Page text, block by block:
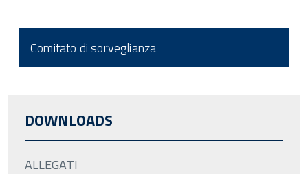
Comitato di sorveglianza
DOWNLOADS
ALLEGATI